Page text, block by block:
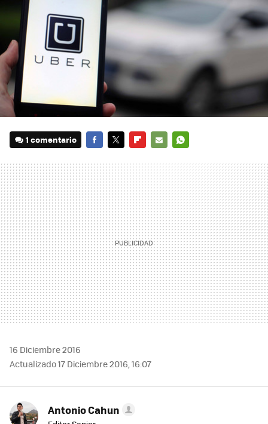
1 comentario
MAIL
16 Diciembre 2016
Actualizado 17 Diciembre 2016, 16:07
Antonio Cahun